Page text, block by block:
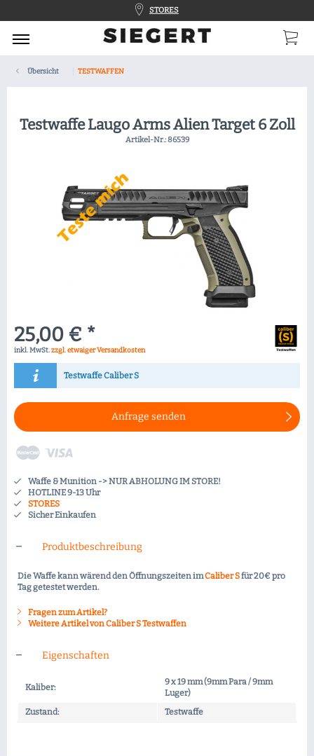
STORES
Übersicht TESTWAFFEN
Testwaffe Laugo Arms Alien Target 6 Zoll
Artikel-Nr.:86539
25,00 € *
inkl. MwSt.zzgl. etwaiger Versandkosten
Testwaffe Caliber S
Anfrage senden
Waffe & Munition -> NUR ABHOLUNG IM STORE!
HOTLINE 9-13 Uhr
STORES
Sicher Einkaufen
Produktbeschreibung
Die Waffe kann wärend den Öffnungszeiten imCaliber Sfür 20€ pro
Tag getestet werden.
Fragen zum Artikel?
Weitere Artikel von Caliber S Testwaffen
Eigenschaften
Kaliber:
9 x 19 mm (9mm Para / 9mm
Luger)
Zustand:
Testwaffe